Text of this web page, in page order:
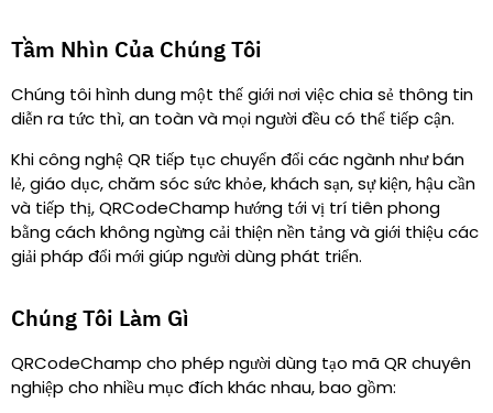
Tầm Nhìn Của Chúng Tôi
Chúng tôi hình dung một thế giới nơi việc chia sẻ thông tin
diễn ra tức thì, an toàn và mọi người đều có thể tiếp cận.
Khi công nghệ QR tiếp tục chuyển đổi các ngành như bán
lẻ, giáo dục, chăm sóc sức khỏe, khách sạn, sự kiện, hậu cần
và tiếp thị, QRCodeChamp hướng tới vị trí tiên phong
bằng cách không ngừng cải thiện nền tảng và giới thiệu các
giải pháp đổi mới giúp người dùng phát triển.
Chúng Tôi Làm Gì
QRCodeChamp cho phép người dùng tạo mã QR chuyên
nghiệp cho nhiều mục đích khác nhau, bao gồm: